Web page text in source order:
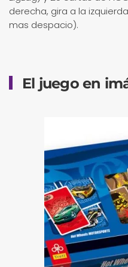
derecha, gira a la
mas despacio).
El juego en